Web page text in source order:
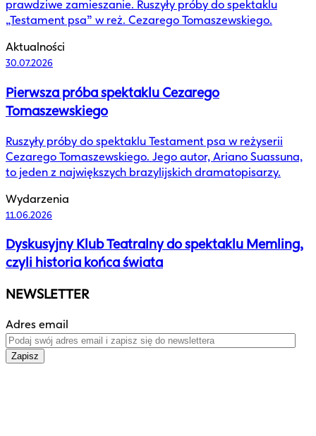
prawdziwe zamieszanie. Ruszyły próby do spektaklu
„Testament psa” w reż. Cezarego Tomaszewskiego.
Aktualności
30.07.2026
Pierwsza próba spektaklu Cezarego
Tomaszewskiego
Ruszyły próby do spektaklu Testament psa w reżyserii
Cezarego Tomaszewskiego. Jego autor, Ariano Suassuna,
to jeden z największych brazylijskich dramatopisarzy.
Wydarzenia
11.06.2026
Dyskusyjny Klub Teatralny do spektaklu Memling,
czyli historia końca świata
NEWSLETTER
Adres email
Zapisz